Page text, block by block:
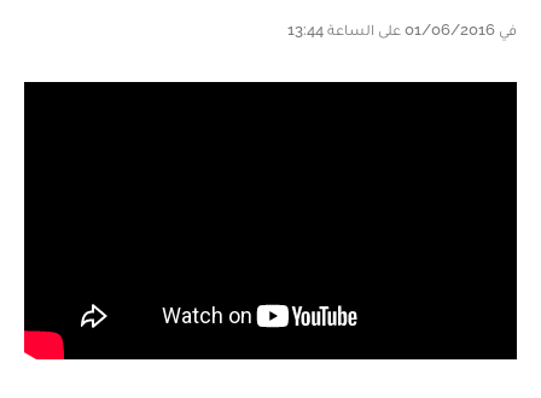
في 01/06/2016 على الساعة 13:44